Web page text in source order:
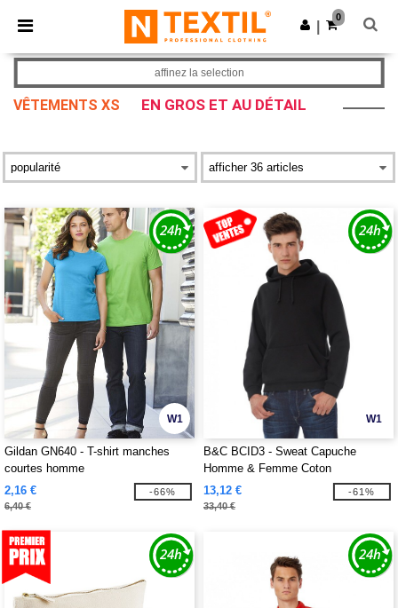
× Appli Ntextil
Meilleurs prix sur l’app !
Obtenir l'appli
0
VÊTEMENTS XS EN GROS ET AU DÉTAIL
affinez la selection
W1
Gildan GN640 - T-shirt manches
courtes homme
2,16 €
6,40 €
-66%
W1
B&C BCID3 - Sweat Capuche
Homme & Femme Coton
13,12 €
33,40 €
-61%